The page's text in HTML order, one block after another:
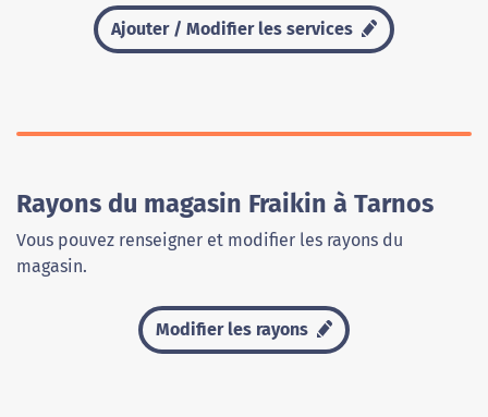
Ajouter / Modifier les services
Rayons du magasin Fraikin à Tarnos
Vous pouvez renseigner et modifier les rayons du
magasin.
Modifier les rayons